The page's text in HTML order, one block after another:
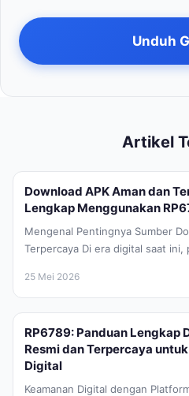
Unduh
Artikel
Download APK Aman dan
Lengkap Menggunakan
Mengenal Pentingnya Sumber
Terpercaya Di era digital saat
25 Mei 2026
RP6789: Panduan Lengkap
Resmi dan Terpercaya
Digital
Keamanan Digital dengan